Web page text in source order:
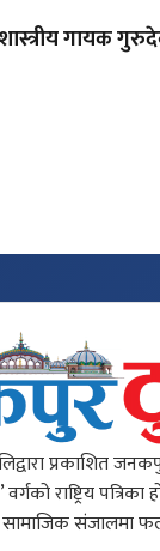
शास्त्रीय गायक
प्रकाशित
राष्ट्रिय पत्रिका
सामाजिक संजालमा